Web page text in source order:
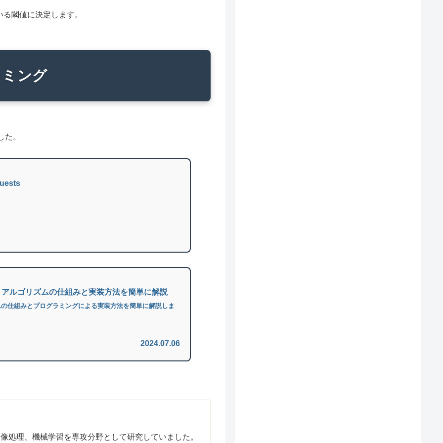
閾値に決定します。
ング
。
ルゴリズムの仕組みと実装方法を簡単に解説
仕組みとプログラミングによる実装方法を簡単に解説しま
2024.07.06
処理、機械学習を専攻分野として研究していました。